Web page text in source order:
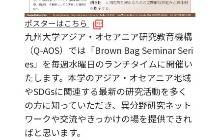
ポスターはこちら
九州大学アジア・オセアニア研究教育機構
（Q-AOS）では「Brown Bag Seminar Seri
es」を毎週水曜日のランチタイムに開催い
たします。本学のアジア・オセアニア地域
やSDGsに関連する最新の研究活動を多く
の方に知っていただき、異分野研究ネット
ワークや交流やきっかけの場を提供できれ
ばと思います。